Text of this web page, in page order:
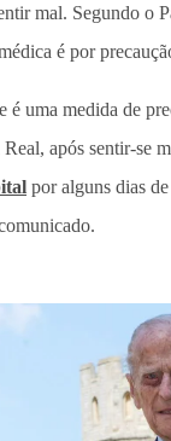
mal. Segundo o
é por
é uma medida de
após sentir-se
por alguns dias